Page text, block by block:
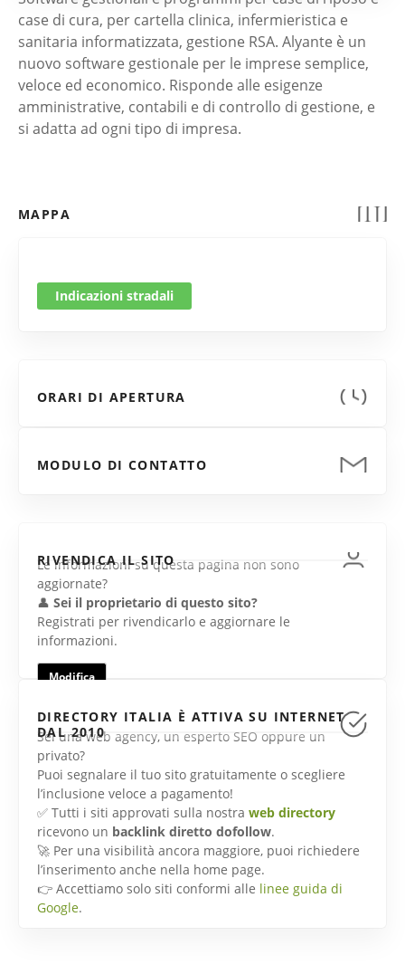
case di cura, per cartella clinica, infermieristica e
sanitaria informatizzata, gestione RSA. Alyante è un
nuovo software gestionale per le imprese semplice,
veloce ed economico. Risponde alle esigenze
amministrative, contabili e di controllo di gestione, e
si adatta ad ogni tipo di impresa.
MAPPA
Indicazioni stradali
ORARI DI APERTURA
MODULO DI CONTATTO
RIVENDICA IL SITO
Le informazioni su questa pagina non sono
aggiornate?
👤 Sei il proprietario di questo sito?
Registrati per rivendicarlo e aggiornare le
informazioni.
Modifica
DIRECTORY ITALIA È ATTIVA SU INTERNET
DAL 2010
Sei una web agency, un esperto SEO oppure un
privato?
Puoi segnalare il tuo sito gratuitamente o scegliere
l’inclusione veloce a pagamento!
✅ Tutti i siti approvati sulla nostra web directory
ricevono un backlink diretto dofollow.
🚀 Per una visibilità ancora maggiore, puoi richiedere
l’inserimento anche nella home page.
👉 Accettiamo solo siti conformi alle linee guida di
Google.